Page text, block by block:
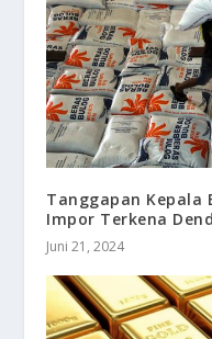
Tanggapan Kepala
Impor Terkena
Juni 21, 2024